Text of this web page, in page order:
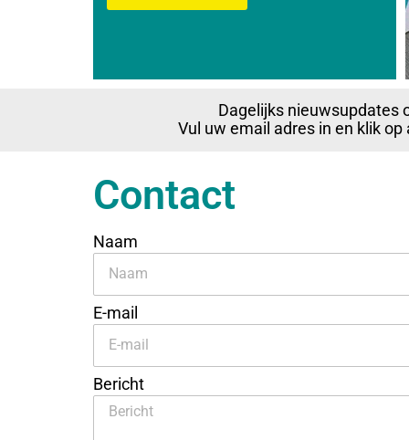
Dagelijks nieuwsupdates
Vul uw email adres in en klik
Contact
Naam
E-mail
Bericht